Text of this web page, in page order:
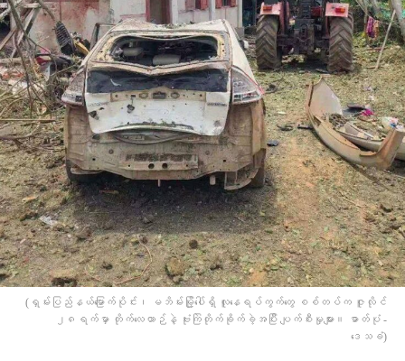
(ရှမ်းပြည်နယ်မြောက်ပိုင်း၊ မဘိမ်းမြို့ပေါ်ရှိ လူနေရပ်ကွက်တွေ စစ်တပ်က ဇူလိုင်
၂၈ရက်မှာ တိုက်လေယာဉ်နဲ့ ဗုံးကြဲတိုက်ခိုက်ခဲ့အပြီး ပျက်စီးမှုများ။ ဓာတ်ပုံ -
ဒေသခံ)